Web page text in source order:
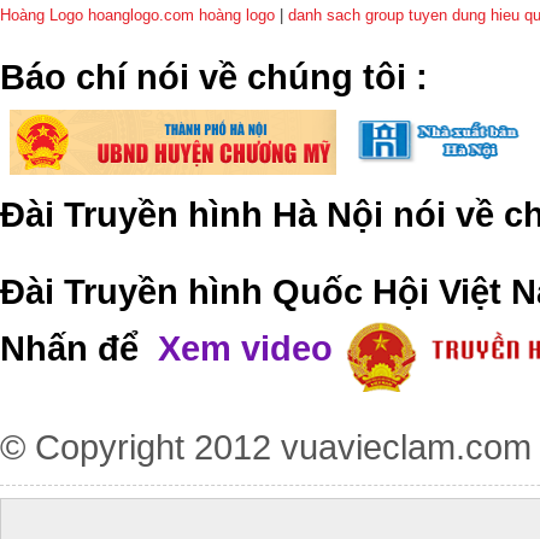
Hoàng Logo hoanglogo.com hoàng logo danh sach group tuyen dung hieu
​Báo chí nói về chúng tôi :
Đài Truyền hình Hà Nội nói về
Đài Truyền hình Quốc Hội Việt
Nhấn để Xem video
© Copyright 2012 vuavieclam.com